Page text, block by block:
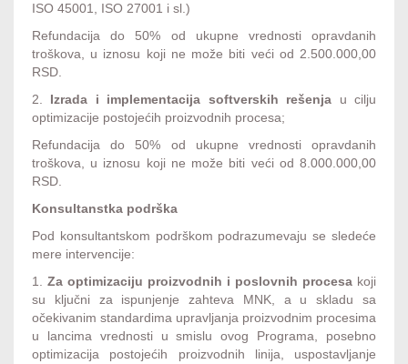
ISO 45001, ISO 27001 i sl.)
Refundacija do 50% od ukupne vrednosti opravdanih
troškova, u iznosu koji ne može biti veći od 2.500.000,00
RSD.
2. Izrada i implementacija softverskih rešenja u cilju
optimizacije postojećih proizvodnih procesa;
Refundacija do 50% od ukupne vrednosti opravdanih
troškova, u iznosu koji ne može biti veći od 8.000.000,00
RSD.
Konsultanstka podrška
Pod konsultantskom podrškom podrazumevaju se sledeće
mere intervencije:
1.
Za optimizaciju proizvodnih i poslovnih procesa koji
su ključni za ispunjenje zahteva MNK, a u skladu sa
očekivanim standardima upravljanja proizvodnim procesima
u lancima vrednosti u smislu ovog Programa, posebno
optimizacija postojećih proizvodnih linija, uspostavljanje